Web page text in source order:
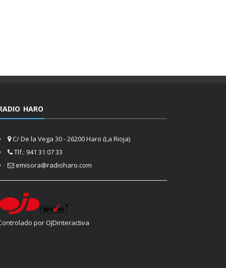
HARO
C/ De la Vega 30 - 26200 Haro (La Rioja)
Tlf.: 941 31 07 33
emisora@radioharo.com
por OJDinteractiva